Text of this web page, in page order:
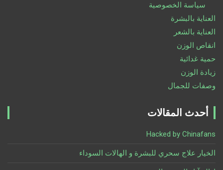
سياسة الخصوصية
العناية بالبشرة
العناية بالشعر
انقاص الوزن
حمية غدائية
زيادة الوزن
وصفات للجمال
أحدث المقالات
Hacked by Chinafans
الخيار علاج سحري للبشرة و الهالات السوداء